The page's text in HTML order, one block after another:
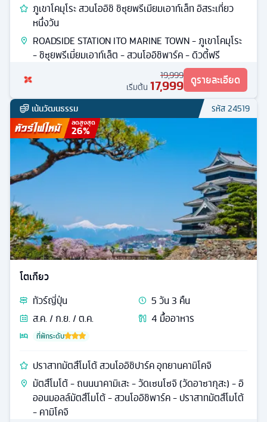
ภูเขาโคมุโระ สวนโออิชิ ชิซุยพรีเมียมเอาท์เล็ท อิสระเที่ยว
หนึ่งวัน
ROADSIDE STATION ITO MARINE TOWN - ภูเขาโคมุโระ
- ชิซุยพรีเมี่ยมเอาท์เล็ต - สวนโออิชิพาร์ค - ดิวตี้ฟรี
19,999
เริ่มต้น 17,999 ดูรายละเอียด
เน้นวัฒนธรรม รหัส24519
ลดสูงสุด
26%
โตเกียว
ทัวร์ญี่ปุ่น 5วัน3 คืน
ส.ค. / ก.ย. / ต.ค.
4 มื้ออาหาร
ที่พักระดับ
ปราสาทมัตสึโมโต้ สวนโออิชิปาร์ค อุทยานคามิโคจิ
มัตสึโมโต้ - ถนนนาคามิเสะ - วัดเซนโซจิ (วัดอาซากุสะ) - อิ
ออนมอลล์มัตสึโมโต้ - สวนโออิชิพาร์ค - ปราสาทมัตสึโมโต้
- คามิโคจิ